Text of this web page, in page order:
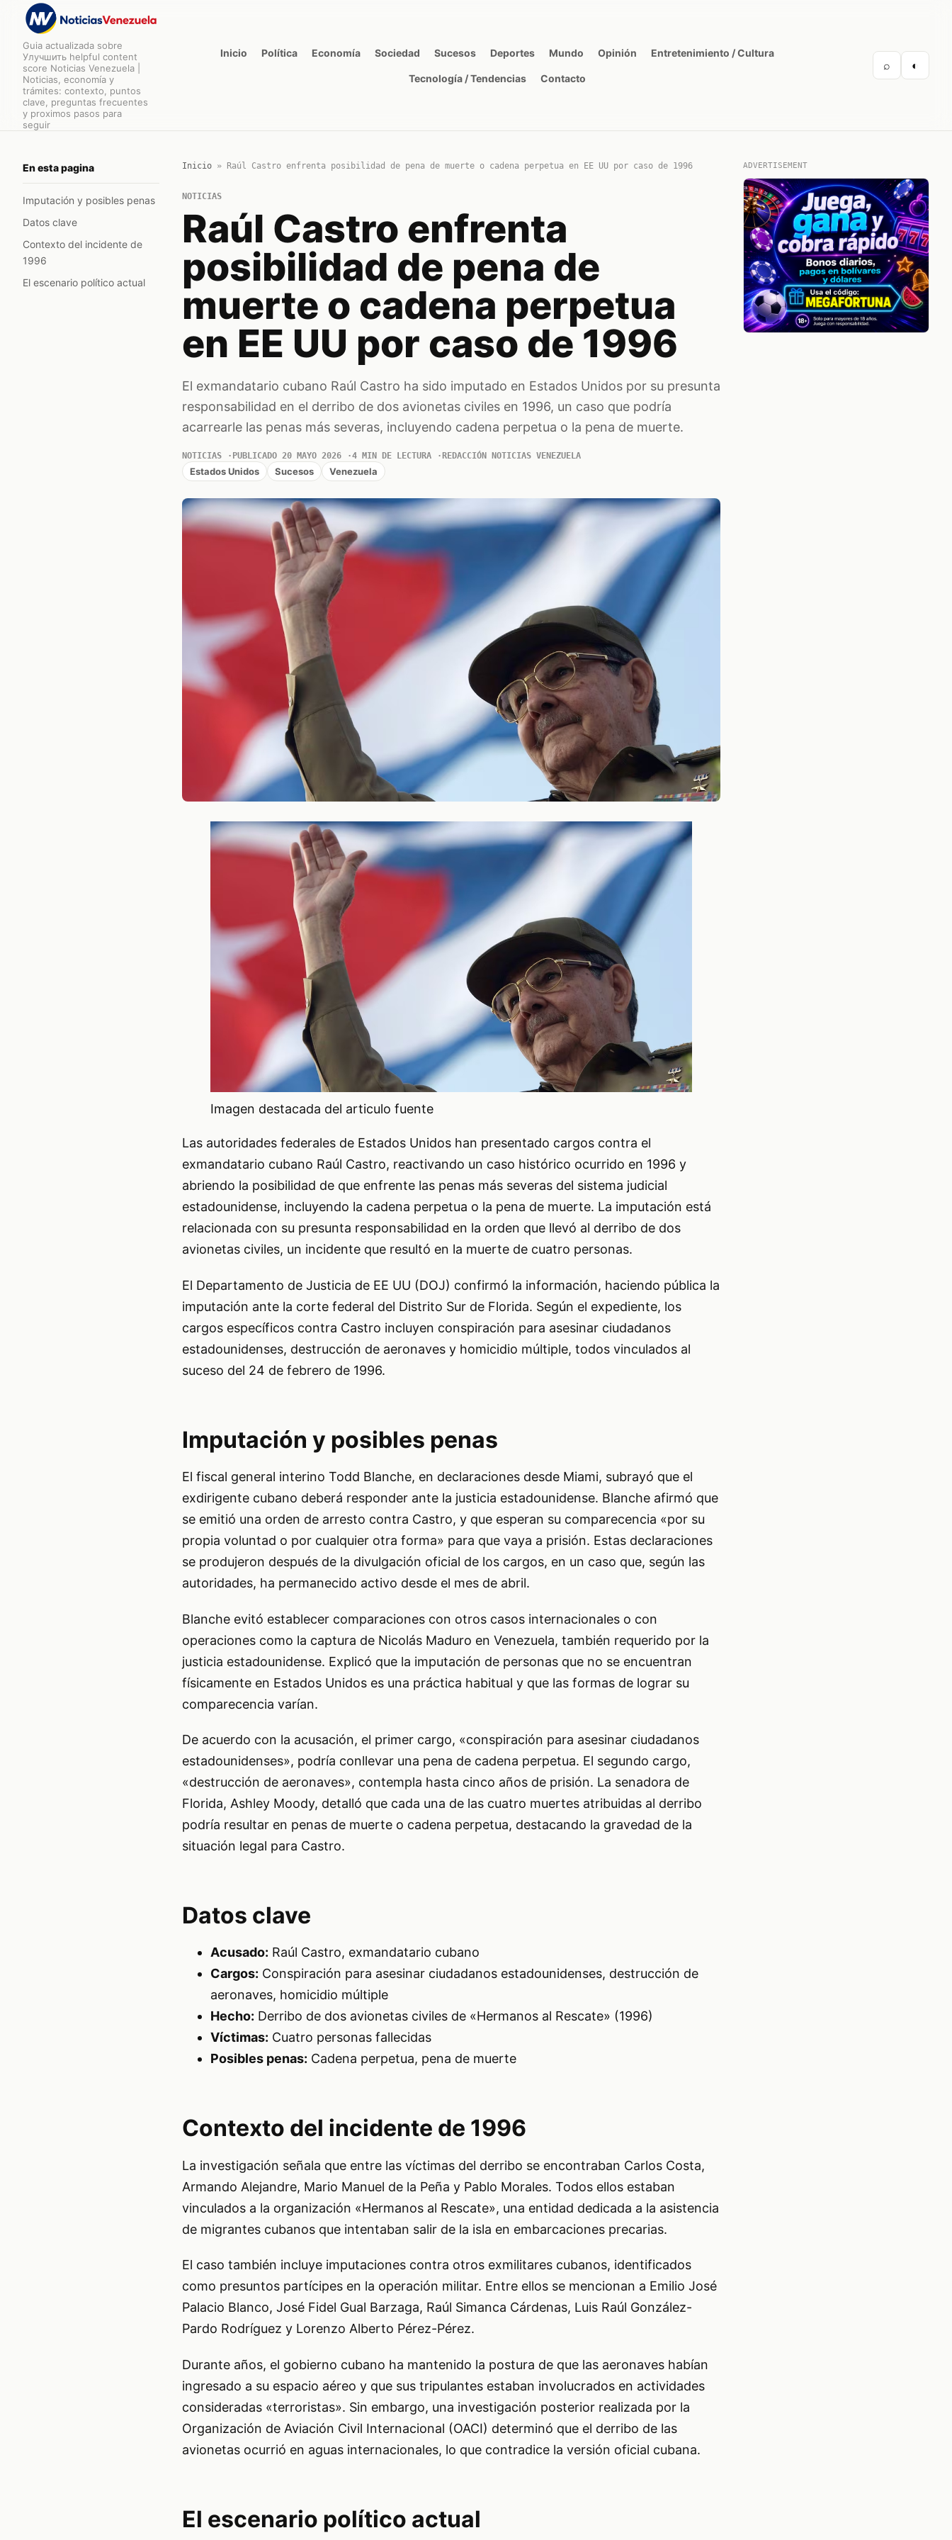
Guia actualizada sobre
Улучшить helpful content
score Noticias Venezuela |
Noticias, economía y
trámites: contexto, puntos
clave, preguntas frecuentes
y proximos pasos para
seguir
Inicio Política Economía Sociedad Sucesos Deportes Mundo Opinión Entretenimiento / Cultura
Tecnología / Tendencias Contacto
⌕ ◐
En esta pagina
Imputación y posibles penas
Datos clave
Contexto del incidente de
1996
El escenario político actual
Inicio» Raúl Castro enfrenta posibilidad de pena de muerte o cadena perpetua en EE UU por caso de 1996
NOTICIAS
Raúl Castro enfrenta
posibilidad de pena de
muerte o cadena perpetua
en EE UU por caso de 1996
El exmandatario cubano Raúl Castro ha sido imputado en Estados Unidos por su presunta
responsabilidad en el derribo de dos avionetas civiles en 1996, un caso que podría
acarrearle las penas más severas, incluyendo cadena perpetua o la pena de muerte.
NOTICIAS PUBLICADO 20 MAYO 2026 4 MIN DE LECTURA REDACCIÓN NOTICIAS VENEZUELA
Estados Unidos Sucesos Venezuela
Imagen destacada del articulo fuente
Las autoridades federales de Estados Unidos han presentado cargos contra el
exmandatario cubano Raúl Castro, reactivando un caso histórico ocurrido en 1996 y
abriendo la posibilidad de que enfrente las penas más severas del sistema judicial
estadounidense, incluyendo la cadena perpetua o la pena de muerte. La imputación está
relacionada con su presunta responsabilidad en la orden que llevó al derribo de dos
avionetas civiles, un incidente que resultó en la muerte de cuatro personas.
El Departamento de Justicia de EE UU (DOJ) confirmó la información, haciendo pública la
imputación ante la corte federal del Distrito Sur de Florida. Según el expediente, los
cargos específicos contra Castro incluyen conspiración para asesinar ciudadanos
estadounidenses, destrucción de aeronaves y homicidio múltiple, todos vinculados al
suceso del 24 de febrero de 1996.
Imputación y posibles penas
El fiscal general interino Todd Blanche, en declaraciones desde Miami, subrayó que el
exdirigente cubano deberá responder ante la justicia estadounidense. Blanche afirmó que
se emitió una orden de arresto contra Castro, y que esperan su comparecencia «por su
propia voluntad o por cualquier otra forma» para que vaya a prisión. Estas declaraciones
se produjeron después de la divulgación oficial de los cargos, en un caso que, según las
autoridades, ha permanecido activo desde el mes de abril.
Blanche evitó establecer comparaciones con otros casos internacionales o con
operaciones como la captura de Nicolás Maduro en Venezuela, también requerido por la
justicia estadounidense. Explicó que la imputación de personas que no se encuentran
físicamente en Estados Unidos es una práctica habitual y que las formas de lograr su
comparecencia varían.
De acuerdo con la acusación, el primer cargo, «conspiración para asesinar ciudadanos
estadounidenses», podría conllevar una pena de cadena perpetua. El segundo cargo,
«destrucción de aeronaves», contempla hasta cinco años de prisión. La senadora de
Florida, Ashley Moody, detalló que cada una de las cuatro muertes atribuidas al derribo
podría resultar en penas de muerte o cadena perpetua, destacando la gravedad de la
situación legal para Castro.
Datos clave
Acusado: Raúl Castro, exmandatario cubano
Cargos: Conspiración para asesinar ciudadanos estadounidenses, destrucción de
aeronaves, homicidio múltiple
Hecho: Derribo de dos avionetas civiles de «Hermanos al Rescate» (1996)
Víctimas: Cuatro personas fallecidas
Posibles penas: Cadena perpetua, pena de muerte
Contexto del incidente de 1996
La investigación señala que entre las víctimas del derribo se encontraban Carlos Costa,
Armando Alejandre, Mario Manuel de la Peña y Pablo Morales. Todos ellos estaban
vinculados a la organización «Hermanos al Rescate», una entidad dedicada a la asistencia
de migrantes cubanos que intentaban salir de la isla en embarcaciones precarias.
El caso también incluye imputaciones contra otros exmilitares cubanos, identificados
como presuntos partícipes en la operación militar. Entre ellos se mencionan a Emilio José
Palacio Blanco, José Fidel Gual Barzaga, Raúl Simanca Cárdenas, Luis Raúl González-
Pardo Rodríguez y Lorenzo Alberto Pérez-Pérez.
Durante años, el gobierno cubano ha mantenido la postura de que las aeronaves habían
ingresado a su espacio aéreo y que sus tripulantes estaban involucrados en actividades
consideradas «terroristas». Sin embargo, una investigación posterior realizada por la
Organización de Aviación Civil Internacional (OACI) determinó que el derribo de las
avionetas ocurrió en aguas internacionales, lo que contradice la versión oficial cubana.
El escenario político actual
ADVERTISEMENT